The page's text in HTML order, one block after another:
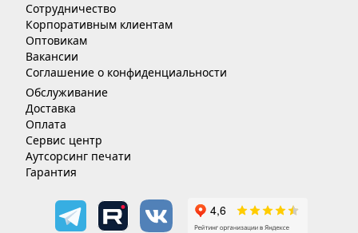
Сотрудничество
Корпоративным клиентам
Оптовикам
Вакансии
Соглашение о конфиденциальности
Обслуживание
Доставка
Оплата
Сервис центр
Аутсорсинг печати
Гарантия